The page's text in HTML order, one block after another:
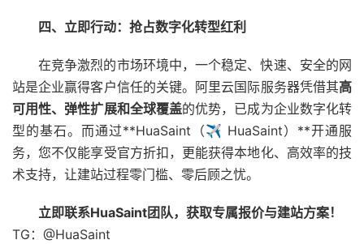
四、立即行动：抢占数字化转型红利
在竞争激烈的市场环境中，一个稳定、快速、安全的网
站是企业赢得客户信任的关键。阿里云国际服务器凭借其高
可用性、弹性扩展和全球覆盖的优势，已成为企业数字化转
型的基石。而通过**HuaSaint（✈️ HuaSaint）**开通服
务，您不仅能享受官方折扣，更能获得本地化、高效率的技
术支持，让建站过程零门槛、零后顾之忧。
立即联系HuaSaint团队，获取专属报价与建站方案！
TG：@HuaSaint